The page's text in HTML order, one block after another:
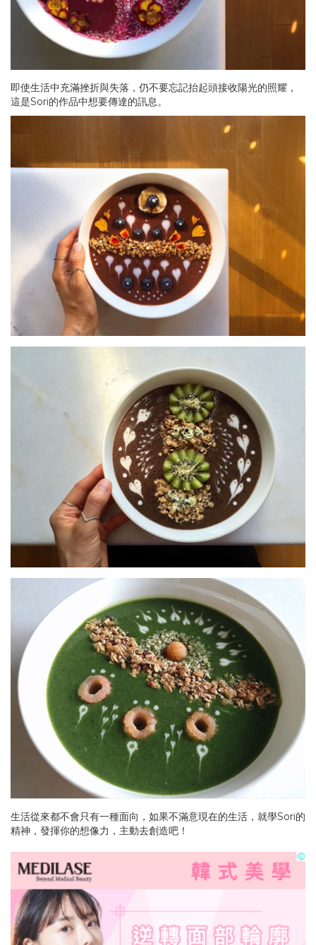
即使生活中充滿挫折與失落，仍不要忘記抬起頭接收陽光的照耀，
這是Sori的作品中想要傳達的訊息。
生活從來都不會只有一種面向，如果不滿意現在的生活，就學Sori的
精神，發揮你的想像力，主動去創造吧！